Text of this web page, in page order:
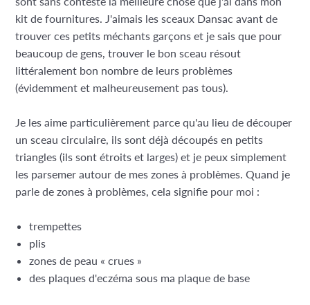
kit de fournitures. J'aimais les sceaux Dansac avant de
trouver ces petits méchants garçons et je sais que pour
beaucoup de gens, trouver le bon sceau résout
littéralement bon nombre de leurs problèmes
(évidemment et malheureusement pas tous).
Je les aime particulièrement parce qu'au lieu de découper
un sceau circulaire, ils sont déjà découpés en petits
triangles (ils sont étroits et larges) et je peux simplement
les parsemer autour de mes zones à problèmes. Quand je
parle de zones à problèmes, cela signifie pour moi :
trempettes
plis
zones de peau « crues »
des plaques d'eczéma sous ma plaque de base